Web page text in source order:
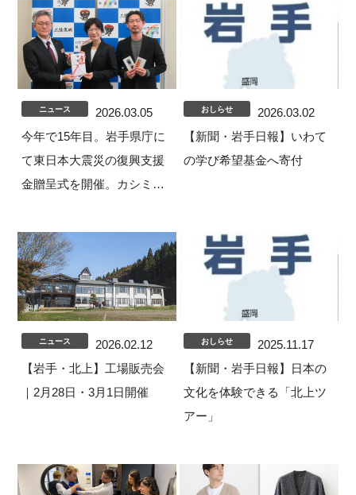
ニュース
2026.03.05
今年で15年目。岩手県庁に
て東日本大震災の復興支援
金贈呈式を開催。カシミ…
おしらせ
2026.03.02
【新聞・岩手日報】いわて
の学び希望基金へ寄付
ニュース
2026.02.12
【岩手・北上】工場販売会
｜2月28日・3月1日開催
おしらせ
2025.11.17
【新聞・岩手日報】日本の
文化を体験できる「北上ツ
アー」